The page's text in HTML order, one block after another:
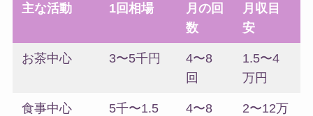
主な活動 1回相場
月の回
数
月収目
安
お茶中心 3〜5千円
4〜8
回
1.5〜4
万円
食事中心
5千〜1.5
4〜8
2〜12万